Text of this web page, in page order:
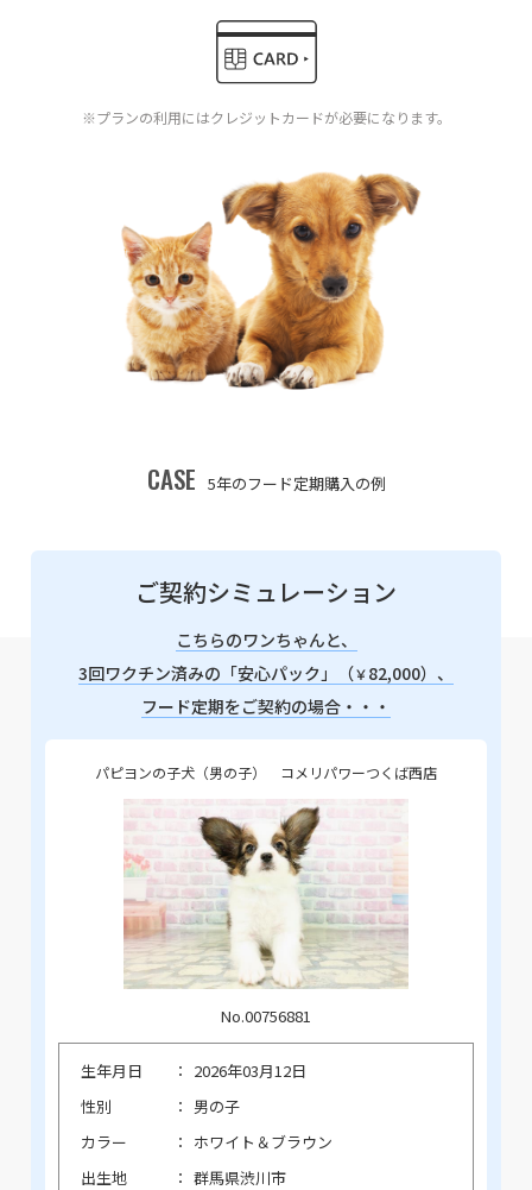
※プランの利用にはクレジットカードが必要になります。
CASE 5年のフード定期購入の例
ご契約シミュレーション
こちらのワンちゃんと、
3回ワクチン済みの「安心パック」（￥82,000）、
フード定期をご契約の場合・・・
パピヨンの子犬（男の子） コメリパワーつくば西店
No.00756881
生年月日
2026年03月12日
性別
男の子
カラー
ホワイト＆ブラウン
出生地
群馬県渋川市